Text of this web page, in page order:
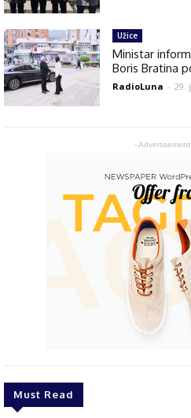
- Advertisement
Must Read
Užice
Ministar
Boris Bratina
RadioLuna - 29.